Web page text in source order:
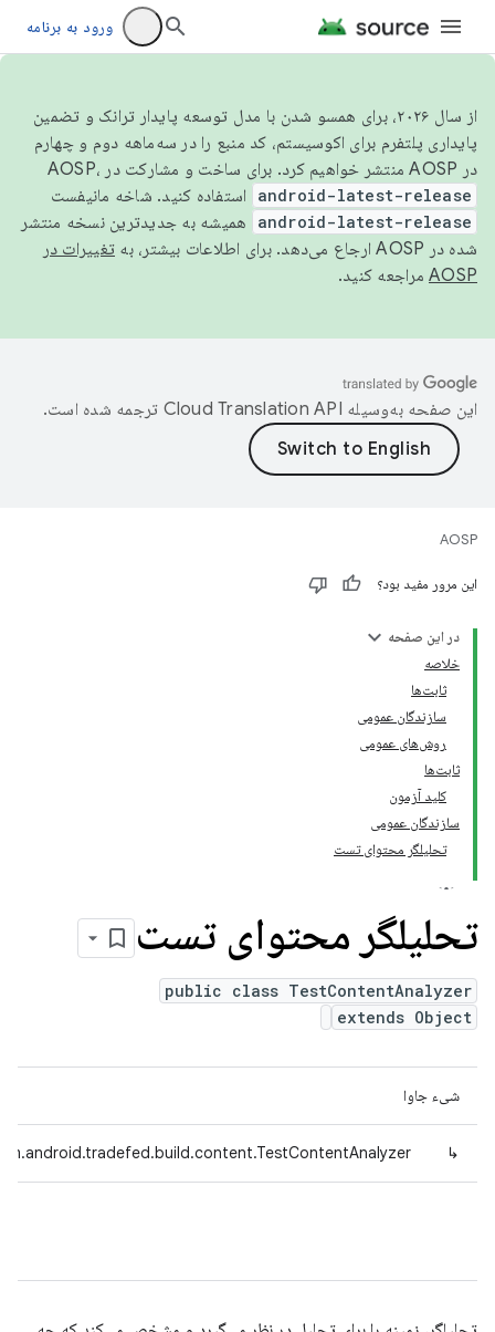
ورود به برنامه
از سال ۲۰۲۶، برای همسو شدن با مدل توسعه پایدار ترانک و تضمین
پایداری پلتفرم برای اکوسیستم، کد منبع را در سه‌ماهه دوم و چهارم
در AOSP منتشر خواهیم کرد. برای ساخت و مشارکت در AOSP،
android-latest-release استفاده کنید. شاخه مانیفست
android-latest-release
همیشه به جدیدترین نسخه منتشر
شده در AOSP ارجاع می‌دهد. برای اطلاعات بیشتر، به
تغییرات در
AOSP مراجعه کنید.
این صفحه به‌وسیله ترجمه شده است.
AOSP
این مرور مفید بود؟
در این صفحه
خلاصه
ثابت‌ها
سازندگان عمومی
روش‌های عمومی
ثابت‌ها
کلید آزمون
سازندگان عمومی
تحلیلگر محتوای تست
تحلیلگر محتوای تست
public class TestContentAnalyzer
extends Object
شیء جاوا
↳